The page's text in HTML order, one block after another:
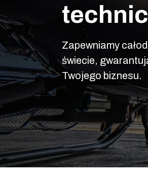
Zapewniamy
świecie,
Twojego biznesu.